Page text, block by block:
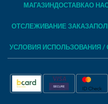
МАГАЗИНДОСТАВКАО
ОТСЛЕЖИВАНИЕ ЗАКАЗА
УСЛОВИЯ ИСПОЛЬЗОВАНИЯ